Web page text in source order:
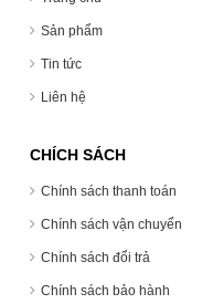
Sản phẩm
Tin tức
Liên hệ
CHÍCH SÁCH
Chính sách thanh toán
Chính sách vận chuyển
Chính sách đổi trả
Chính sách bảo hành